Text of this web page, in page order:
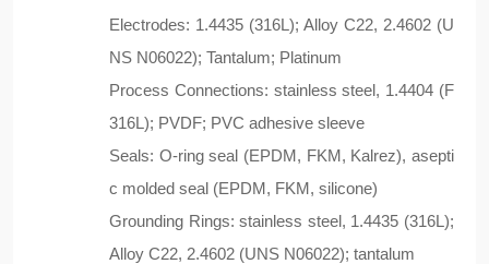
Electrodes: 1.4435 (316L); Alloy C22, 2.4602 (U
NS N06022); Tantalum; Platinum
Process Connections: stainless steel, 1.4404 (F
316L); PVDF; PVC adhesive sleeve
Seals: O-ring seal (EPDM, FKM, Kalrez), asepti
c molded seal (EPDM, FKM, silicone)
Grounding Rings: stainless steel, 1.4435 (316L);
Alloy C22, 2.4602 (UNS N06022); tantalum